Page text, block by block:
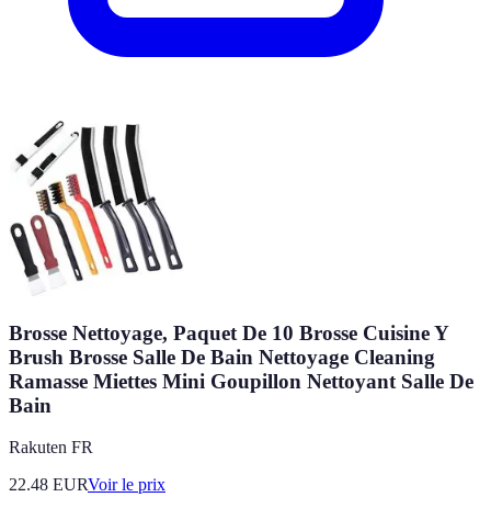
Brosse Nettoyage, Paquet De 10 Brosse Cuisine Y
Brush Brosse Salle De Bain Nettoyage Cleaning
Ramasse Miettes Mini Goupillon Nettoyant Salle De
Bain
Rakuten FR
22.48 EURVoir le prix